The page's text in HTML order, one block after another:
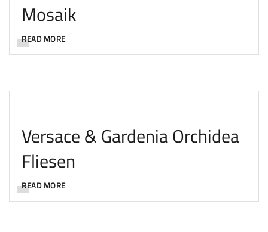
Mosaik
READ MORE
Versace & Gardenia Orchidea
Fliesen
READ MORE